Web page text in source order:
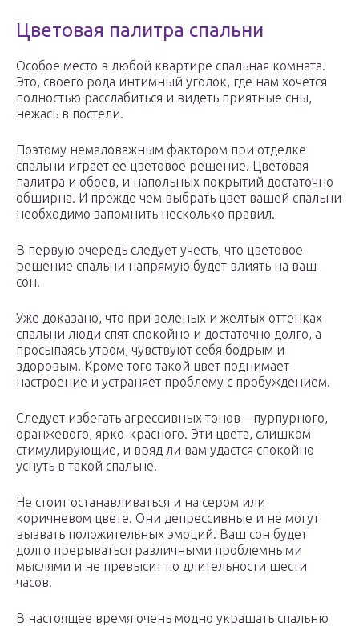
Цветовая палитра спальни
Особое место в любой квартире спальная комната.
Это, своего рода интимный уголок, где нам хочется
полностью расслабиться и видеть приятные сны,
нежась в постели.
Поэтому немаловажным фактором при отделке
спальни играет ее цветовое решение. Цветовая
палитра и обоев, и напольных покрытий достаточно
обширна. И прежде чем выбрать цвет вашей спальни
необходимо запомнить несколько правил.
В первую очередь следует учесть, что цветовое
решение спальни напрямую будет влиять на ваш
сон.
Уже доказано, что при зеленых и желтых оттенках
спальни люди спят спокойно и достаточно долго, а
просыпаясь утром, чувствуют себя бодрым и
здоровым. Кроме того такой цвет поднимает
настроение и устраняет проблему с пробуждением.
Следует избегать агрессивных тонов – пурпурного,
оранжевого, ярко-красного. Эти цвета, слишком
стимулирующие, и вряд ли вам удастся спокойно
уснуть в такой спальне.
Не стоит останавливаться и на сером или
коричневом цвете. Они депрессивные и не могут
вызвать положительных эмоций. Ваш сон будет
долго прерываться различными проблемными
мыслями и не превысит по длительности шести
часов.
В настоящее время очень модно украшать спальню